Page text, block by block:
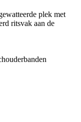
plek met
ritsvak aan de